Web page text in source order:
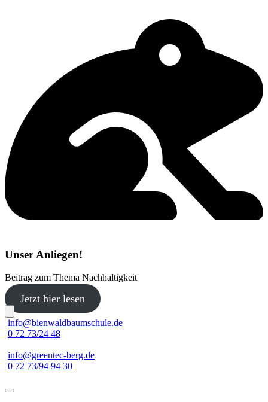
Unser Anliegen!
Beitrag zum Thema Nachhaltigkeit
Jetzt hier lesen
Skip
to
info@bienwaldbaumschule.de
0 72 73/24 48
info@greentec-berg.de
0 72 73/94 94 30